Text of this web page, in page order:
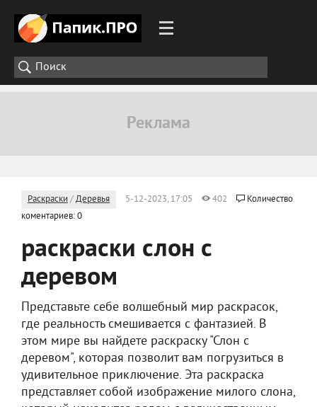
Раскраски /Деревья 5-12-2023, 17:05 402
Количество
коментариев: 0
раскраски слон с
деревом
Представьте себе волшебный мир раскрасок,
где реальность смешивается с фантазией. В
этом мире вы найдете раскраску "Слон с
деревом", которая позволит вам погрузиться в
удивительное приключение. Эта раскраска
представляет собой изображение милого слона,